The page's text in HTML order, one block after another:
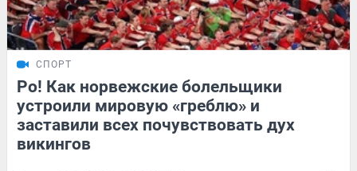
СПОРТ
Ро! Как норвежские болельщики
устроили мировую «греблю» и
заставили всех почувствовать дух
викингов